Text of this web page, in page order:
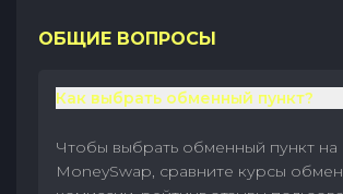
ОБЩИЕ ВОПРОСЫ
Как выбрать обменный пункт?
Чтобы выбрать обменный пункт на
MoneySwap, сравните курсы